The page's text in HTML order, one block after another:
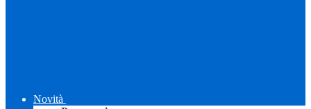
Novità